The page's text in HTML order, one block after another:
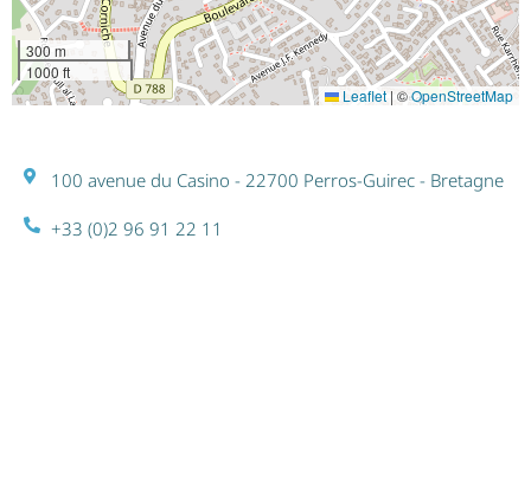
300 m
1000 ft
Leaflet | ©OpenStreetMap
100 avenue du Casino - 22700 Perros-Guirec - Bretagne
+33 (0)2 96 91 22 11